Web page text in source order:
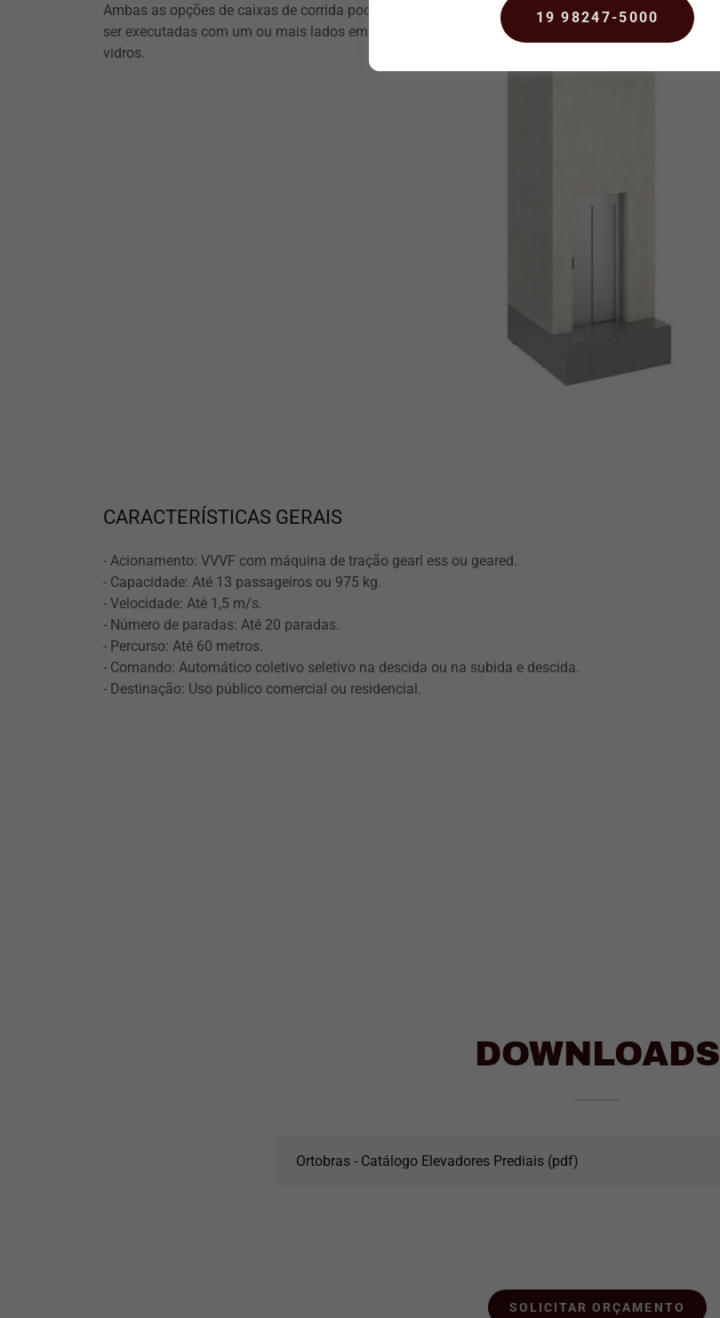
Ambas as opções de caixas de corrida podem
ser executadas com um ou mais lados em
vidros.
CARACTERÍSTICAS GERAIS
- Acionamento: VVVF com máquina de tração gearl ess ou geared.
- Capacidade: Até 13 passageiros ou 975 kg.
- Velocidade: Até 1,5 m/s.
- Número de paradas: Até 20 paradas.
- Percurso: Até 60 metros.
- Comando: Automático coletivo seletivo na descida ou na subida e descida.
- Destinação: Uso público comercial ou residencial.
DOWNLOADS
Ortobras - Catálogo Elevadores Prediais (pdf)
SOLICITAR ORÇAMENTO
19 98247-5000